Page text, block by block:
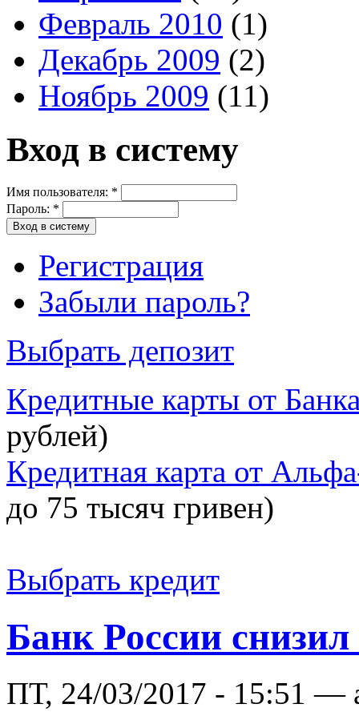
Февраль 2010 (1)
Декабрь 2009 (2)
Ноябрь 2009 (11)
Вход в систему
Имя пользователя: *
Пароль: *
Регистрация
Забыли пароль?
Выбрать депозит
Кредитные карты от
рублей)
Кредитная карта от
до 75 тысяч гривен)
Выбрать кредит
Банк России
ПТ, 24/03/2017 - 15:51 —